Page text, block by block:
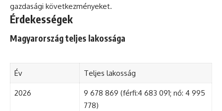
gazdasági következményeket.
Érdekességek
Magyarország teljes lakossága
Év Teljes lakosság
2026
9 678 869 (férfi:4 683 091; nő: 4 995
778)